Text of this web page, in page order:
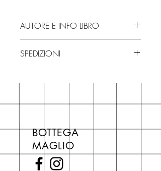
AUTORE E INFO LIBRO
Lidia Squillari
Isbn: 9791259962263
Numero pagine: 40
SPEDIZIONI
3/4 giorni, secondo disponibilità
di copertina, escluse le ultime
novità Maglio Editore (vedi etichetta
Novità).
BOTTEGA
MAGLIO